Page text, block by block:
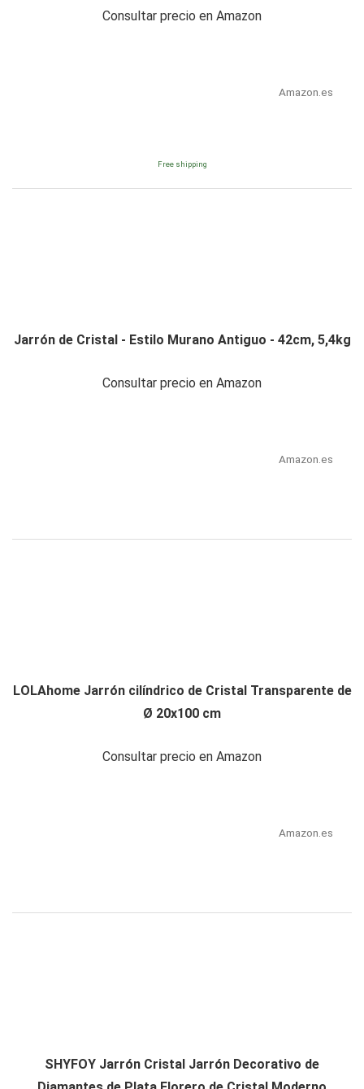
Consultar precio en Amazon
Amazon.es
Free shipping
Jarrón de Cristal - Estilo Murano Antiguo - 42cm, 5,4kg
Consultar precio en Amazon
Amazon.es
LOLAhome Jarrón cilíndrico de Cristal Transparente de
Ø 20x100 cm
Consultar precio en Amazon
Amazon.es
SHYFOY Jarrón Cristal Jarrón Decorativo de